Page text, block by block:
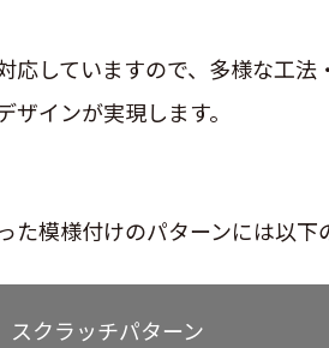
応していますので、多様な工法
インが実現します。
模様付けのパターンには以下
スクラッチパターン